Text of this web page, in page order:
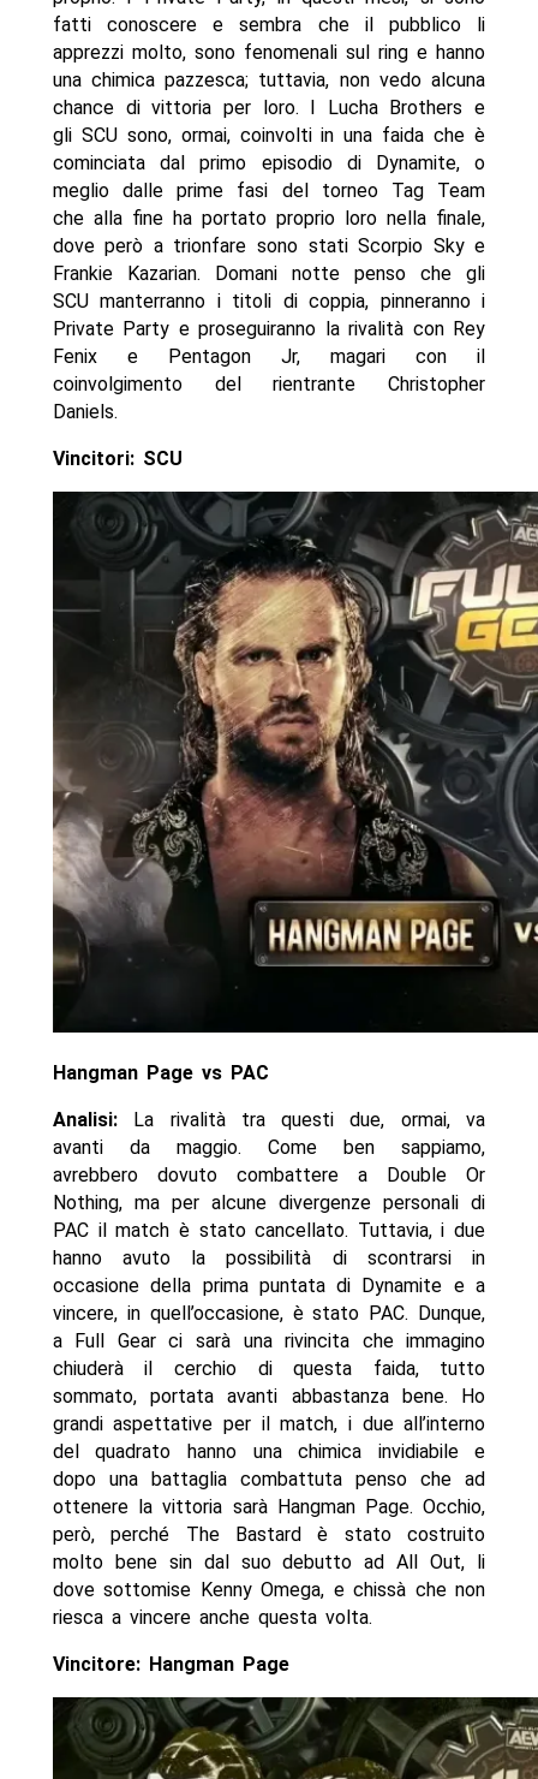
fatti conoscere e sembra che il pubblico li
apprezzi molto, sono fenomenali sul ring e hanno
una chimica pazzesca; tuttavia, non vedo alcuna
chance di vittoria per loro. I Lucha Brothers e
gli SCU sono, ormai, coinvolti in una faida che è
cominciata dal primo episodio di Dynamite, o
meglio dalle prime fasi del torneo Tag Team
che alla fine ha portato proprio loro nella finale,
dove però a trionfare sono stati Scorpio Sky e
Frankie Kazarian. Domani notte penso che gli
SCU manterranno i titoli di coppia, pinneranno i
Private Party e proseguiranno la rivalità con Rey
Fenix e Pentagon Jr, magari con il
coinvolgimento del rientrante Christopher
Daniels.
Vincitori: SCU
Hangman Page vs PAC
Analisi:
La rivalità tra questi due, ormai, va
avanti da maggio. Come ben sappiamo,
avrebbero dovuto combattere a Double Or
Nothing, ma per alcune divergenze personali di
PAC il match è stato cancellato. Tuttavia, i due
hanno avuto la possibilità di scontrarsi in
occasione della prima puntata di Dynamite e a
vincere, in quell’occasione, è stato PAC. Dunque,
a Full Gear ci sarà una rivincita che immagino
chiuderà il cerchio di questa faida, tutto
sommato, portata avanti abbastanza bene. Ho
grandi aspettative per il match, i due all’interno
del quadrato hanno una chimica invidiabile e
dopo una battaglia combattuta penso che ad
ottenere la vittoria sarà Hangman Page. Occhio,
però, perché The Bastard è stato costruito
molto bene sin dal suo debutto ad All Out, li
dove sottomise Kenny Omega, e chissà che non
riesca a vincere anche questa volta.
Vincitore: Hangman Page